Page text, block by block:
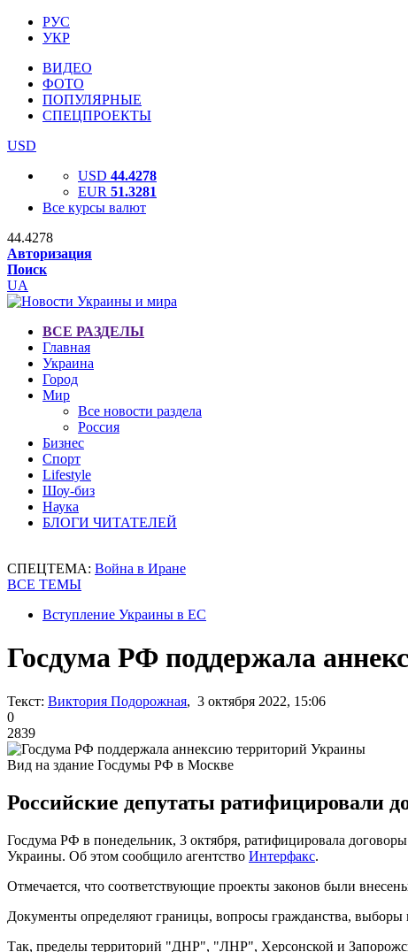
РУС
УКР
ВИДЕО
ФОТО
ПОПУЛЯРНЫЕ
СПЕЦПРОЕКТЫ
USD
USD 44.4278
EUR 51.3281
Все курсы валют
44.4278
Авторизация
Поиск
UA
ВСЕ РАЗДЕЛЫ
Главная
Украина
Город
Мир
Все новости раздела
Россия
Бизнес
Спорт
Lifestyle
Шоу-биз
Наука
БЛОГИ ЧИТАТЕЛЕЙ
СПЕЦТЕМА: Война в Иране
ВСЕ ТЕМЫ
Вступление Украины в ЕС
Госдума РФ поддержала
Текст: Виктория Подорожная, 3 октября 2022, 15:06
0
2839
Вид на здание Госдумы РФ в Москве
Российские депутаты ратифицировали
Госдума РФ в понедельник, 3 октября, ратифицировала
Украины. Об этом сообщило агентство Интерфакс.
Отмечается, что соответствующие проекты законов были
Документы определяют границы, вопросы гражданства, выборы
Так, пределы территорий "ДНР", "ЛНР", Херсонской и